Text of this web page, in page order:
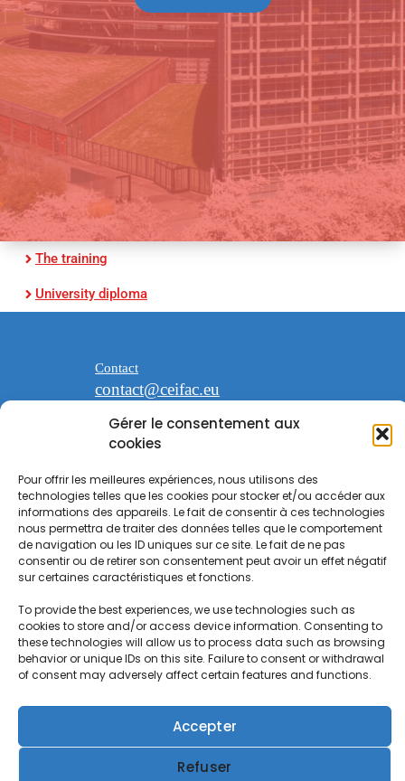
Gérer le consentement aux
cookies
Pour offrir les meilleures expériences, nous utilisons des
technologies telles que les cookies pour stocker et/ou accéder aux
informations des appareils. Le fait de consentir à ces technologies
nous permettra de traiter des données telles que le comportement
de navigation ou les ID uniques sur ce site. Le fait de ne pas
consentir ou de retirer son consentement peut avoir un effet négatif
sur certaines caractéristiques et fonctions.
To provide the best experiences, we use technologies such as
cookies to store and/or access device information. Consenting to
these technologies will allow us to process data such as browsing
behavior or unique IDs on this site. Failure to consent or withdrawal
of consent may adversely affect certain features and functions.
Accepter
Refuser
The training
University diploma
Contact
contact@ceifac.eu
espace Saint Georges
47 avenue de la Forêt noire 67000
Strasbourg